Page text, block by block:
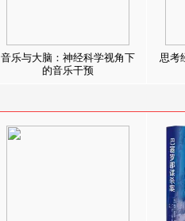
音乐与大脑：神经科学视角下
的音乐干预
思考